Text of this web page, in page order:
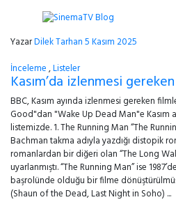
YazarDilek Tarhan5 Kasım 2025
İnceleme,Listeler
Kasım’da izlenmesi
BBC, Kasım ayında izlenmesi gereken
Good"dan "Wake Up Dead Man"e Kasım
listemizde. 1. The Running Man “The
Bachman takma adıyla yazdığı distopik
romanlardan bir diğeri olan “The Long
uyarlanmıştı. “The Running Man” ise
başrolünde olduğu bir filme
(Shaun of the Dead, Last Night in Soho) ...